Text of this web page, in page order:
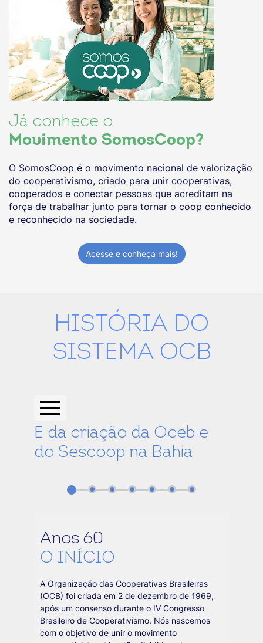
Já conhece o
Movimento SomosCoop?
O SomosCoop é o movimento nacional de valorização
do cooperativismo, criado para unir cooperativas,
cooperados e conectar pessoas que acreditam na
força de trabalhar junto para tornar o coop conhecido
e reconhecido na sociedade.
Acesse e conheça mais!
HISTÓRIA DO
SISTEMA OCB
E da criação da Oceb e
do Sescoop na Bahia
Anos 60
O INÍCIO
A Organização das Cooperativas Brasileiras
(OCB) foi criada em 2 de dezembro de 1969,
após um consenso durante o IV Congresso
Brasileiro de Cooperativismo. Nós nascemos
com o objetivo de unir o movimento